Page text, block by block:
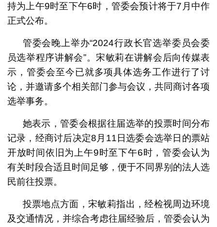
持为上午9时至下午6时，管委会预计将于7月中作
正式公布。
管委会晚上举办“2024行政长官选举委员会委
员选举程序讲解会”。宋敏莉在讲解会后向传媒表
示，管委会至今已就多项具体选务工作进行了讨
论，并邀请多个相关部门参与会议，共同商讨各项
选举事务。
她表示，管委会根据往届选举的投票时间分布
记录，经商讨后决定8月11日选委会选举日的票站
开放时间依旧为上午9时至下午6时，管委会认为
有关时段合适且时间足够，便于不同界别的法人选
民前往投票。
投票地点方面，宋敏莉指出，经检视周边环境
及交通情况，并综合考虑往届经验后，管委会认为